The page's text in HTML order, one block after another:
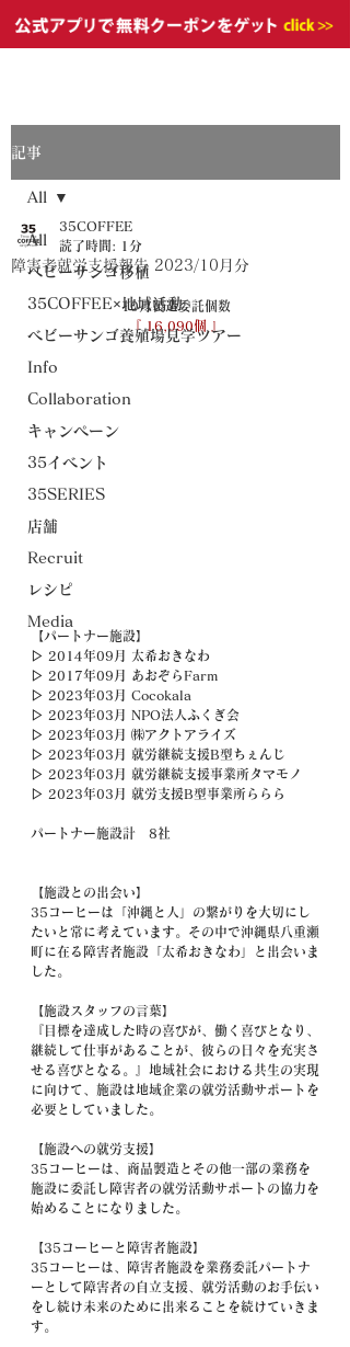
記事
All
ベビーサンゴ移植
35COFFEE×地域活動
ベビーサンゴ養殖場見学ツアー
Info
Collaboration
キャンペーン
35イベント
35SERIES
店舗
Recruit
レシピ
Media
All
障害者就労支援報告 2023/10月分
35COFFEE
読了時間: 1分
10月製造委託個数
『 16,090個 』
【パートナー施設】
▷ 2014年09月 太希おきなわ
▷ 2017年09月 あおぞらFarm
▷ 2023年03月 Cocokala
▷ 2023年03月 NPO法人ふくぎ会
▷ 2023年03月 ㈱アクトアライズ
▷ 2023年03月 就労継続支援B型ちぇんじ
▷ 2023年03月 就労継続支援事業所タマモノ
▷ 2023年03月 就労支援B型事業所ららら
パートナー施設計　8社
【施設との出会い】
35コーヒーは「沖縄と人」の繋がりを大切にし
たいと常に考えています。その中で沖縄県八重瀬
町に在る障害者施設「太希おきなわ」と出会いま
した。
【施設スタッフの言葉】
『目標を達成した時の喜びが、働く喜びとなり、
継続して仕事があることが、彼らの日々を充実さ
せる喜びとなる。』地域社会における共生の実現
に向けて、施設は地域企業の就労活動サポートを
必要としていました。
【施設への就労支援】
35コーヒーは、商品製造とその他一部の業務を
施設に委託し障害者の就労活動サポートの協力を
始めることになりました。
【35コーヒーと障害者施設】
35コーヒーは、障害者施設を業務委託パートナ
ーとして障害者の自立支援、就労活動のお手伝い
をし続け未来のために出来ることを続けていきま
す。